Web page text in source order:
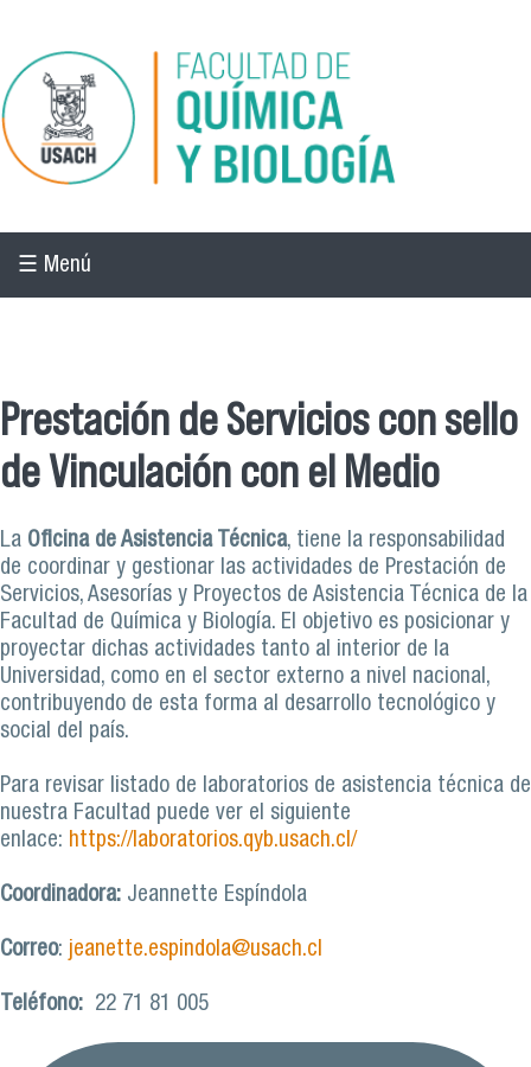
Pasar al contenido principal
☰ Menú
Prestación de Servicios con sello
de Vinculación con el Medio
La Oficina de Asistencia Técnica, tiene la responsabilidad
de coordinar y gestionar las actividades de Prestación de
Servicios, Asesorías y Proyectos de Asistencia Técnica de la
Facultad de Química y Biología. El objetivo es posicionar y
proyectar dichas actividades tanto al interior de la
Universidad, como en el sector externo a nivel nacional,
contribuyendo de esta forma al desarrollo tecnológico y
social del país.
Para revisar listado de laboratorios de asistencia técnica de
nuestra Facultad puede ver el siguiente
enlace: https://laboratorios.qyb.usach.cl/
Coordinadora: Jeannette Espíndola
Correo: jeanette.espindola@usach.cl
Teléfono: 22 71 81 005